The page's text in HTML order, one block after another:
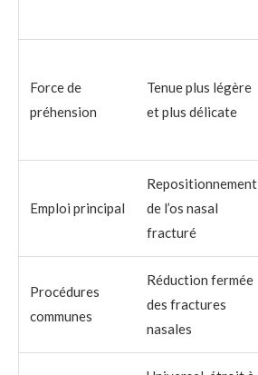
Force de
préhension
Tenue plus légère
et plus délicate
Emploi principal
Repositionnement
de l’os nasal
fracturé
Procédures
communes
Réduction fermée
des fractures
nasales